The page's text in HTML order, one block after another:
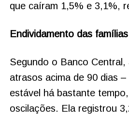
que caíram 1,5% e 3,1%,
Endividamento das famílias
Segundo o Banco Central,
atrasos acima de 90 dias
estável há bastante
oscilações. Ela registrou